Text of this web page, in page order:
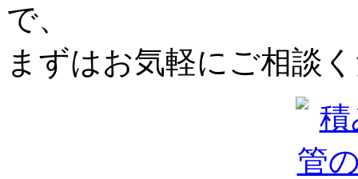
で、
まずはお気軽にご相談